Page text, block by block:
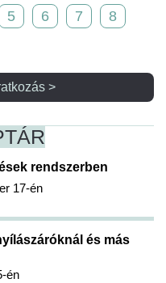
5 6 7
8
>
rendszerben
17-én
és más
én